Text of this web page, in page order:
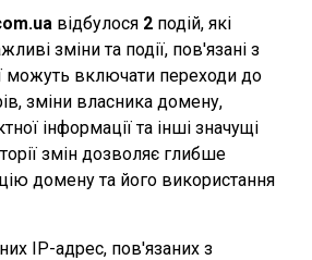
відбулося 2 подій, які
зміни та події, пов'язані з
можуть включати переходи до
зміни власника домену,
інформації та інші значущі
змін дозволяє глибше
домену та його використання
IP-адрес, пов'язаних з